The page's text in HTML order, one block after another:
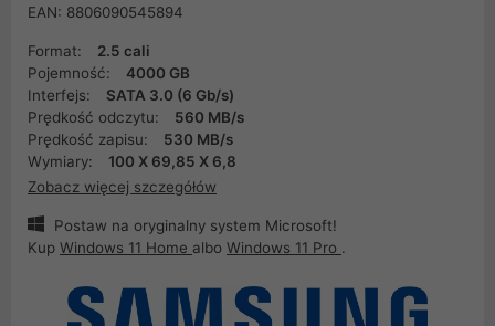
EAN: 8806090545894
Format:
2.5 cali
Pojemność:
4000 GB
Interfejs:
SATA 3.0 (6 Gb/s)
Prędkość odczytu:
560 MB/s
Prędkość zapisu:
530 MB/s
Wymiary:
100 X 69,85 X 6,8
Zobacz więcej szczegółów
Postaw na oryginalny system Microsoft!
Kup Windows 11 Home albo Windows 11 Pro .